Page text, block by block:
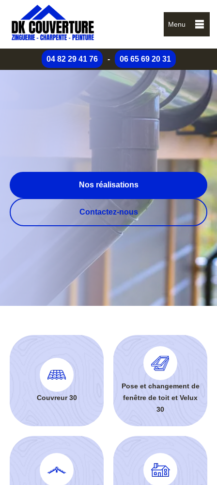
Menu
04 82 29 41 76 - 06 65 69 20 31
Nos réalisations
Contactez-nous
Couvreur 30
Pose et changement de
fenêtre de toit et Velux
30